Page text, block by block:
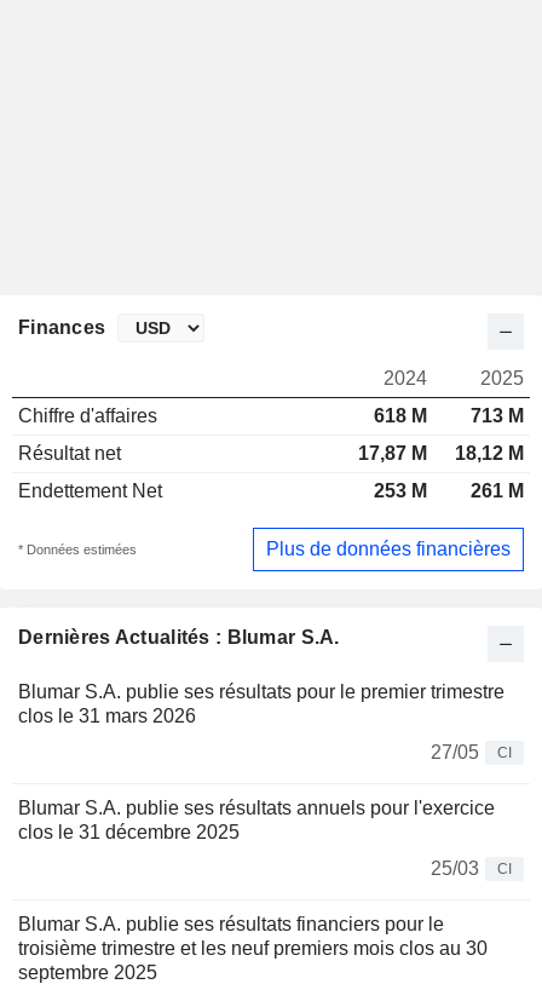
Dernières Actualités : Blumar S.A.
Blumar S.A. publie ses résultats pour le premier trimestre
clos le 31 mars 2026
27/05
CI
Blumar S.A. publie ses résultats annuels pour l'exercice
clos le 31 décembre 2025
25/03
CI
Blumar S.A. publie ses résultats financiers pour le
troisième trimestre et les neuf premiers mois clos au 30
septembre 2025
Finances
2024
2025
Chiffre d'affaires
618 M
713 M
Résultat net
17,87 M
18,12 M
Endettement Net
253 M 261 M
* Données estimées Plus de données financières